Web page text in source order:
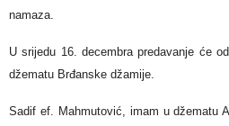
namaza.
U srijedu 16. decembra predavanje će
džematu Brđanske džamije.
Sadif ef. Mahmutović, imam u džematu